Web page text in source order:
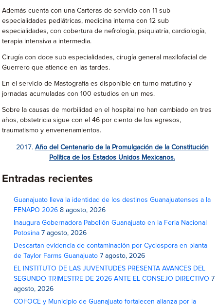
Además cuenta con una Carteras de servicio con 11 sub
especialidades pediátricas, medicina interna con 12 sub
especialidades, con cobertura de nefrología, psiquiatría, cardiología,
terapia intensiva a intermedia.
Cirugía con doce sub especialidades, cirugía general maxilofacial de
Guerrero que atiende en las tardes.
En el servicio de Mastografía es disponible en turno matutino y
jornadas acumuladas con 100 estudios en un mes.
Sobre la causas de morbilidad en el hospital no han cambiado en tres
años, obstetricia sigue con el 46 por ciento de los egresos,
traumatismo y envenenamientos.
Año del Centenario de la Promulgación de la Constitución
Política de los Estados Unidos Mexicanos.
Entradas recientes
Guanajuato lleva la identidad de los destinos Guanajuatenses a la
FENAPO 2026 8 agosto, 2026
Inaugura Gobernadora Pabellón Guanajuato en la Feria Nacional
Potosina 7 agosto, 2026
Descartan evidencia de contaminación por Cyclospora en planta
de Taylor Farms Guanajuato 7 agosto, 2026
EL INSTITUTO DE LAS JUVENTUDES PRESENTA AVANCES DEL
SEGUNDO TRIMESTRE DE 2026 ANTE EL CONSEJO DIRECTIVO 7
agosto, 2026
COFOCE y Municipio de Guanajuato fortalecen alianza por la